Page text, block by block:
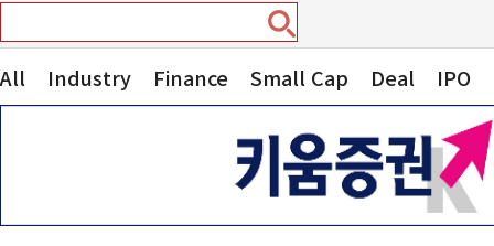
All Industry Finance Small Cap Deal IPO